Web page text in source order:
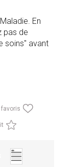
En
pas de
soins" avant
favoris